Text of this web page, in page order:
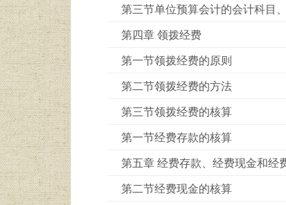
第三节单位预算会计的会计科目
第四章 领拨经费
第一节领拨经费的原则
第二节领拨经费的方法
第三节领拨经费的核算
第一节经费存款的核算
第五章 经费存款、经费现金和经
第二节经费现金的核算